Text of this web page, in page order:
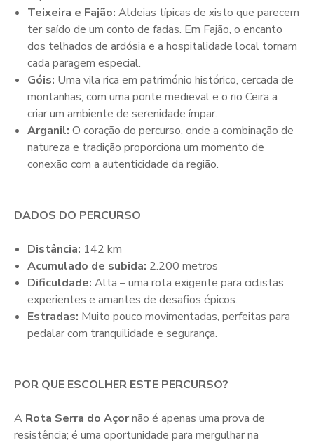
Teixeira e Fajão: Aldeias típicas de xisto que parecem
ter saído de um conto de fadas. Em Fajão, o encanto
dos telhados de ardósia e a hospitalidade local tornam
cada paragem especial.
Góis: Uma vila rica em património histórico, cercada de
montanhas, com uma ponte medieval e o rio Ceira a
criar um ambiente de serenidade ímpar.
Arganil: O coração do percurso, onde a combinação de
natureza e tradição proporciona um momento de
conexão com a autenticidade da região.
DADOS DO PERCURSO
Distância: 142 km
Acumulado de subida: 2.200 metros
Dificuldade: Alta – uma rota exigente para ciclistas
experientes e amantes de desafios épicos.
Estradas: Muito pouco movimentadas, perfeitas para
pedalar com tranquilidade e segurança.
POR QUE ESCOLHER ESTE PERCURSO?
A Rota Serra do Açornão é apenas uma prova de
resistência; é uma oportunidade para mergulhar na